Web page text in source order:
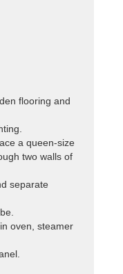
flooring and
a queen-size
two walls of
separate
oven, steamer